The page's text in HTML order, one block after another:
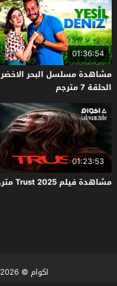
01:36:54
مشاهدة مسلسل البحر الاخضر
الحلقة 7 مترجم
01:23:53
مشاهدة فيلم Trust 2025 مترجم
اكوام © 2026 جميع الحقوق محفوظة.